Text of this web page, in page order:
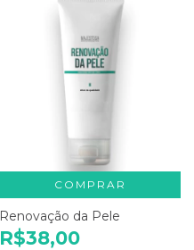
COMPRAR
Renovação da Pele
R$38,00